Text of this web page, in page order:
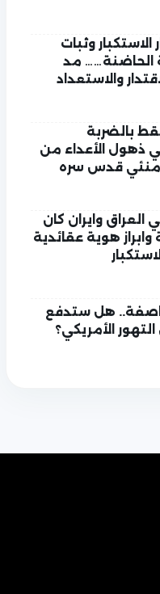
الاستكبار وثبات
الحاضنة…… مد
والاستعداد
بالضربة
ذهول الأعداء من
قدس سره
العراق وايران كان
هوية عقائدية
هل ستدفع
التهور الأمريكي؟